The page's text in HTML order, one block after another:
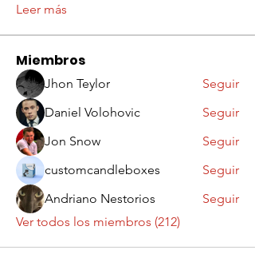
Leer más
Miembros
Jhon Teylor
Seguir
Daniel Volohovic
Seguir
Jon Snow
Seguir
customcandleboxes
Seguir
Andriano Nestorios
Seguir
Ver todos los miembros (212)